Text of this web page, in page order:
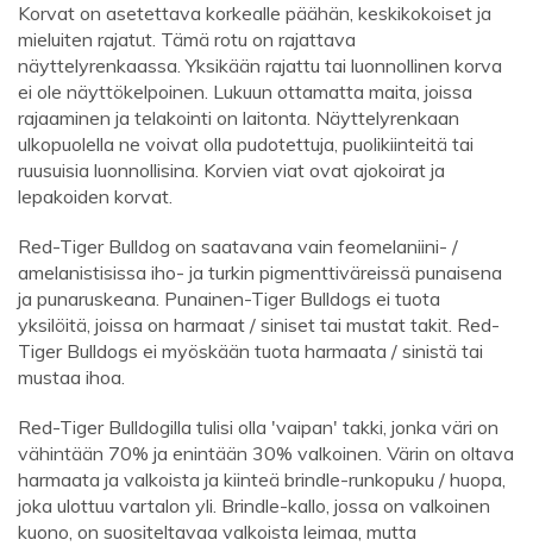
Korvat on asetettava korkealle päähän, keskikokoiset ja
mieluiten rajatut. Tämä rotu on rajattava
näyttelyrenkaassa. Yksikään rajattu tai luonnollinen korva
ei ole näyttökelpoinen. Lukuun ottamatta maita, joissa
rajaaminen ja telakointi on laitonta. Näyttelyrenkaan
ulkopuolella ne voivat olla pudotettuja, puolikiinteitä tai
ruusuisia luonnollisina. Korvien viat ovat ajokoirat ja
lepakoiden korvat.
Red-Tiger Bulldog on saatavana vain feomelaniini- /
amelanistisissa iho- ja turkin pigmenttiväreissä punaisena
ja punaruskeana. Punainen-Tiger Bulldogs ei tuota
yksilöitä, joissa on harmaat / siniset tai mustat takit. Red-
Tiger Bulldogs ei myöskään tuota harmaata / sinistä tai
mustaa ihoa.
Red-Tiger Bulldogilla tulisi olla 'vaipan' takki, jonka väri on
vähintään 70% ja enintään 30% valkoinen. Värin on oltava
harmaata ja valkoista ja kiinteä brindle-runkopuku / huopa,
joka ulottuu vartalon yli. Brindle-kallo, jossa on valkoinen
kuono, on suositeltavaa valkoista leimaa, mutta